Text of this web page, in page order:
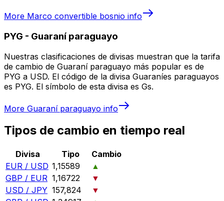
More Marco convertible bosnio info
PYG - Guaraní paraguayo
Nuestras clasificaciones de divisas muestran que la tarifa
de cambio de Guaraní paraguayo más popular es de
PYG a USD. El código de la divisa Guaraníes paraguayos
es PYG. El símbolo de esta divisa es Gs.
More Guaraní paraguayo info
Tipos de cambio en tiempo real
Divisa Tipo
Cambio
EUR / USD 1,15589
▲
GBP / EUR 1,16722
▼
USD / JPY 157,824
▼